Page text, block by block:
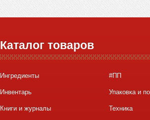
Каталог товаров
Ингредиенты #ПП
Инвентарь Упаковка и
Книги и журналы Техника